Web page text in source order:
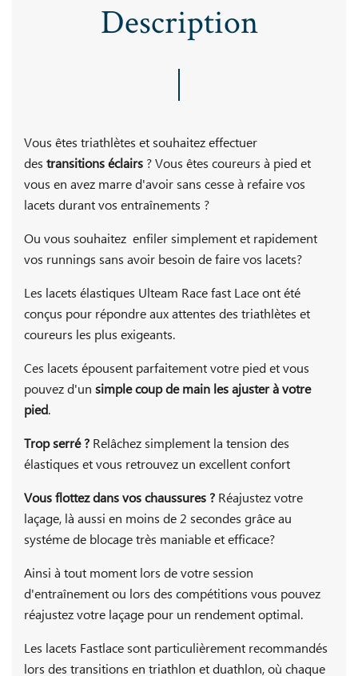
Description
Vous êtes triathlètes et souhaitez effectuer
destransitions éclairs? Vous êtes coureurs à pied et
vous en avez marre d'avoir sans cesse à refaire vos
lacets durant vos entraînements ?
Ou vous souhaitez enfiler simplement et rapidement
vos runnings sans avoir besoin de faire vos lacets?
Les lacets élastiques Ulteam Race fast Lace ont été
conçus pour répondre aux attentes des triathlètes et
coureurs les plus exigeants.
Ces lacets épousent parfaitement votre pied et vous
pouvez d'unsimple coup de main les ajuster à votre
pied.
Trop serré ?Relâchez simplement la tension des
élastiques et vous retrouvez un excellent confort
Vous flottez dans vos chaussures ?Réajustez votre
laçage, là aussi en moins de 2 secondes grâce au
systéme de blocage très maniable et efficace?
Ainsi à tout moment lors de votre session
d'entraînement ou lors des compétitions vous pouvez
réajustez votre laçage pour un rendement optimal.
Les lacets Fastlace sont particulièrement recommandés
lors des transitions en triathlon et duathlon, où chaque